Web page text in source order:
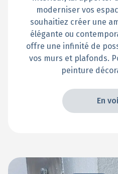
moderniser vos
souhaitiez créer une
élégante ou
offre une infinité de
vos murs et plafonds.
peinture
En